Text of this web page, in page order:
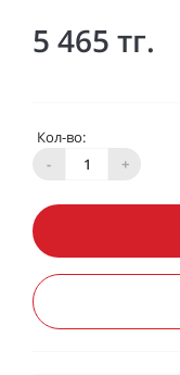
5 465 тг.
Кол-во:
-
+